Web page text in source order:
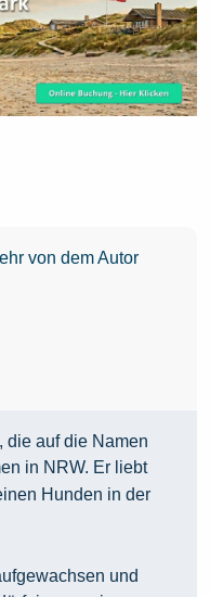
von dem Autor
die auf die Namen
in NRW. Er liebt
Hunden in der
und